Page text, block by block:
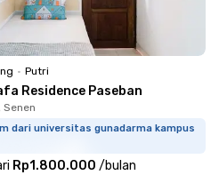
• Putri
Residence Paseban
Senen
dari universitas gunadarma kampus
Rp1.800.000 /bulan